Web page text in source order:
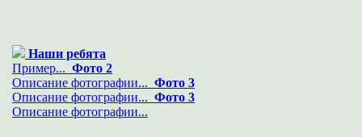
Наши ребята
Пример... Фото 2
Описание фотографии... Фото 3
Описание фотографии... Фото 3
Описание фотографии...